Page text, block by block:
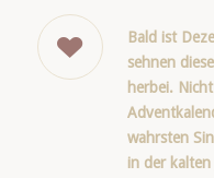
Bald ist
sehnen
herbei.
wahrsten
in der kalten